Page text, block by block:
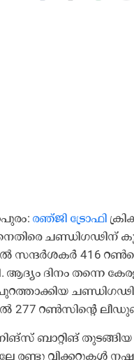
രഞ്ജി ട്രോഫി
ചണ്ഡിഗഢിന്
സന്ദർശകർ 416
ആദ്യം ദിനം തന്നെ
277 റൺസിന്‍റെ
ബാറ്റിങ്
രണ്ടു വിക്കറ്റുകൾ